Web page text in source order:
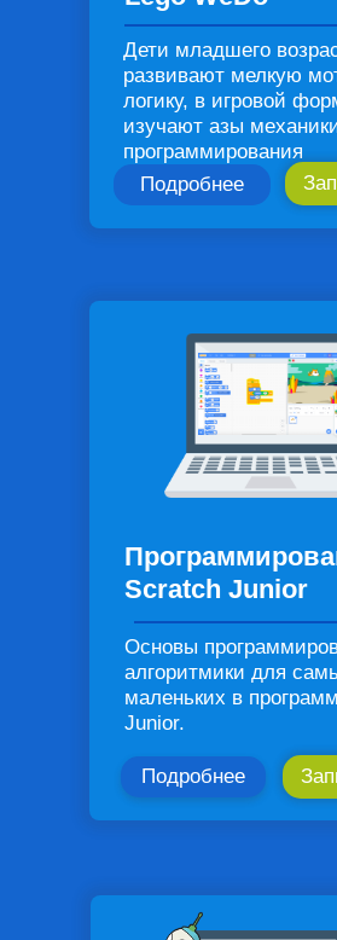
Дети младшего
развивают мелкую
логику, в игровой
изучают азы
программирования
Подробнее
Scratch Junior
Основы
алгоритмики для
маленьких в
Junior.
Подробнее